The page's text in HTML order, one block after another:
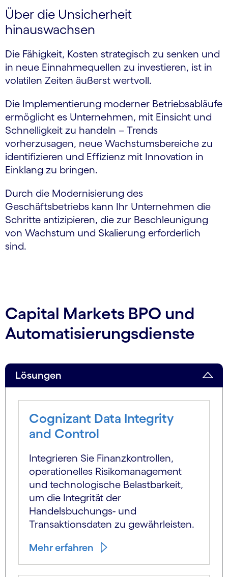
Über die Unsicherheit
hinauswachsen
Die Fähigkeit, Kosten strategisch zu senken und
in neue Einnahmequellen zu investieren, ist in
volatilen Zeiten äußerst wertvoll.
Die Implementierung moderner Betriebsabläufe
ermöglicht es Unternehmen, mit Einsicht und
Schnelligkeit zu handeln – Trends
vorherzusagen, neue Wachstums­bereiche zu
identifizieren und Effizienz mit Innovation in
Einklang zu bringen.
Durch die Modernisierung des
Geschäftsbetriebs kann Ihr Unternehmen die
Schritte antizipieren, die zur Beschleunigung
von Wachstum und Skalierung erforderlich
sind.
Capital Markets BPO und
Automatisierungsdienste
Lösungen
Cognizant Data Integrity
and Control
Integrieren Sie Finanzkontrollen,
operationelles Risikomanagement
und technologische Belastbarkeit,
um die Integrität der
Handelsbuchungs- und
Transaktionsdaten zu gewährleisten.
Mehr erfahren